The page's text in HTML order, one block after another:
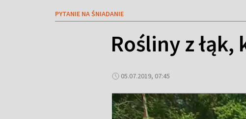
PYTANIE NA ŚNIADANIE
Rośliny z
05.07.2019, 07:45